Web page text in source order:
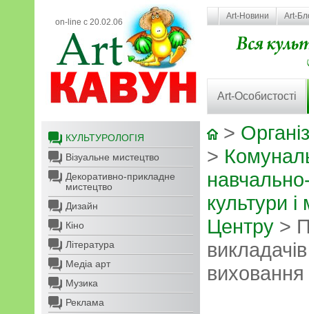
on-line с 20.02.06
Art-Новини Art-
Art-Особистості
КУЛЬТУРОЛОГІЯ
Візуальне мистецтво
Декоративно-прикладне
мистецтво
Дизайн
Кіно
Література
Медіа арт
Музика
Реклама
>
>
культури
Центру >